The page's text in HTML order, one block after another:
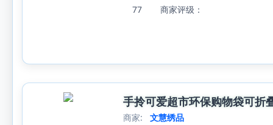
77
商家评级：
手拎可爱超市环保购物袋可折
商家:
文慧绣品